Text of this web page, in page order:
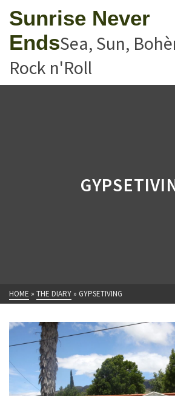
Sunrise Never
EndsSea, Sun,
Rock n'Roll
HOME » THE DIARY » GYPSETIVING